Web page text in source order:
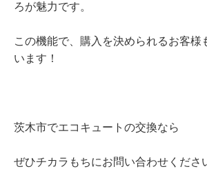
ろが魅力です。
この機能で、購入を決められるお客様
います！
茨木市でエコキュートの交換なら
ぜひチカラもちにお問い合わせくださ